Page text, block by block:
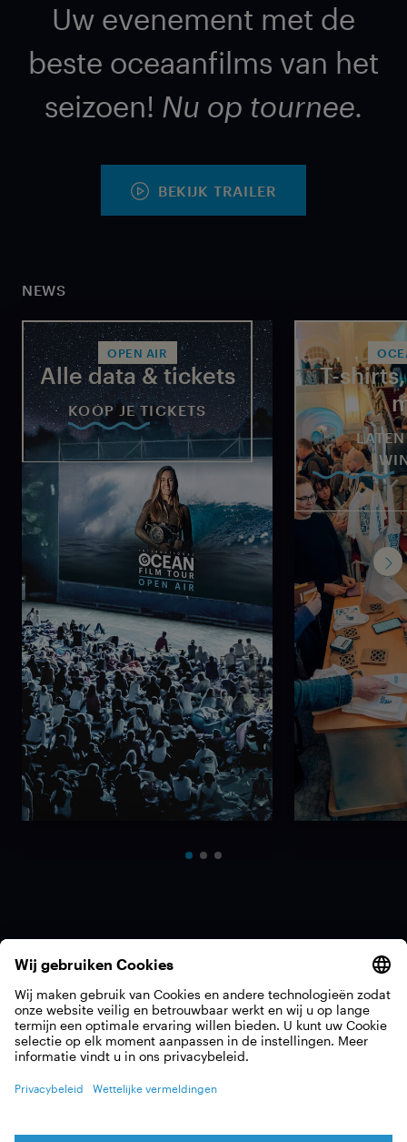
Uw evenement met de
beste oceaanfilms van het
seizoen! Nu op tournee.
BEKIJK TRAILER
NEWS
OPEN AIR
Alle data & tickets
KOOP JE TICKETS
T-
Op tournee